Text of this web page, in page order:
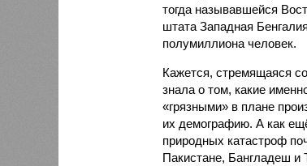
тогда называвшейся
штата Западная
полумиллиона человек.
Кажется, стремящаяся
знала о том, какие
«грязными» в плане
их демографию. А как
природных катастроф
Пакистане, Бангладеш и